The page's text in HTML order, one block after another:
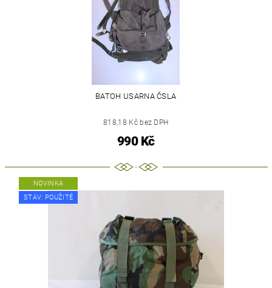
BATOH USARNA ČSLA
818,18 Kč bez DPH
990 Kč
NOVINKA
STAV: POUŽITÉ